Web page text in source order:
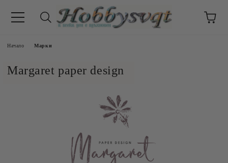
Начало Марки
Margaret paper design